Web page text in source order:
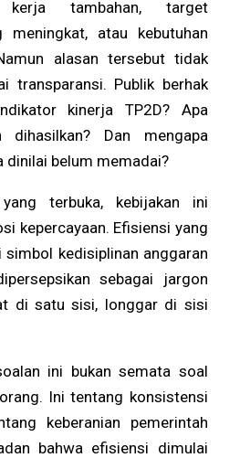
tambahan, target
meningkat, atau kebutuhan
alasan tersebut tidak
transparansi. Publik berhak
kinerja TP2D? Apa
Dan mengapa
belum memadai?
terbuka, kebijakan ini
kepercayaan. Efisiensi yang
simbol kedisiplinan anggaran
sebagai jargon
di satu sisi, longgar di sisi
ini bukan semata soal
Ini tentang konsistensi
keberanian pemerintah
bahwa efisiensi dimulai